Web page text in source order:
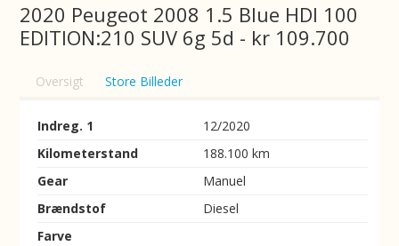
2020 Peugeot 2008 1.5 Blue HDI 100
EDITION:210 SUV 6g 5d - kr 109.700
Oversigt Store Billeder
Indreg. 1
12/2020
Kilometerstand
188.100 km
Gear
Manuel
Brændstof
Diesel
Farve